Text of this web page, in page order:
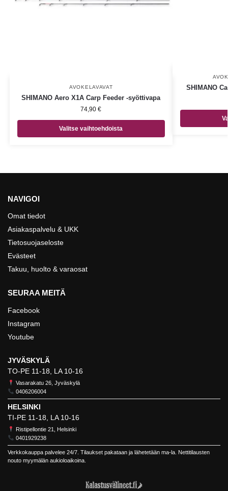
AVOKELAVAVAT
SHIMANO Aero X1A Carp Feeder -syöttivapa
74,90€
Valitse vaihtoehdoista
SHIMANO
NAVIGOI
Omat tiedot
Asiakaspalvelu & UKK
Tietosuojaseloste
Evästeet
Takuu, huolto & varaosat
SEURAA MEITÄ
Facebook
Instagram
Youtube
JYVÄSKYLÄ
TO-PE 11-18, LA 10-16
Vasarakatu 26, Jyväskylä
0406206004
HELSINKI
TI-PE 11-18, LA 10-16
Ristipellontie 21, Helsinki
0401929238
Verkkokauppa palvelee 24/7. Tilaukset pakataan ja lähetetään ma-la. Nettitilausten
nouto myymälän aukioloaikoina.